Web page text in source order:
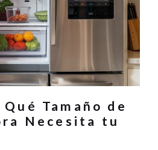
Tamaño de
Necesita tu